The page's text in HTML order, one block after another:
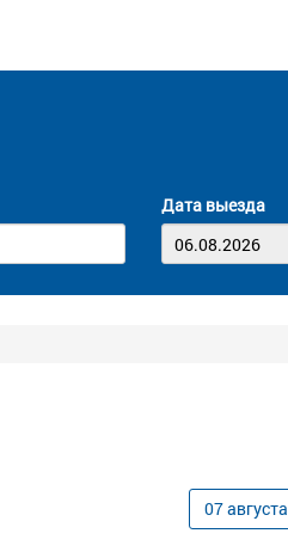
Дата выезда
07августа